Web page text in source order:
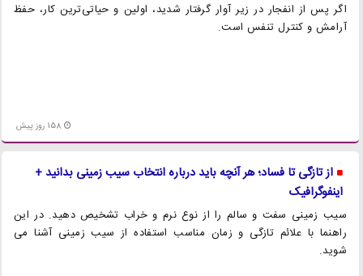
اگر پس از انفجار در زیر آوار گرفتار شدید، اولین و حیاتی‌ترین کار، حفظ
آرامش و کنترل تنفس است.
158 روز پیش
از تازگی تا فساد؛ هر آنچه باید درباره انتخاب سیب زمینی بدانید +
اینفوگرافیک
سیب زمینی سفت و سالم را از نوع نرم و خراب تشخیص دهید. در این
راهنما با علائم تازگی و زمان مناسب استفاده از سیب زمینی آشنا می
شوید.